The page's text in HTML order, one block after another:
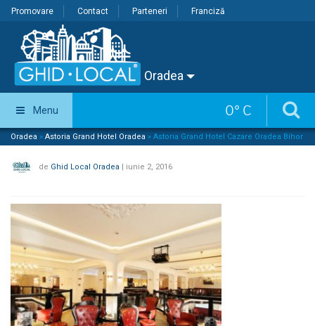
Promovare Contact Parteneri Franciză
Oradea
0° C
Menu
Oradea » Astoria Grand Hotel Oradea » Astoria Grand Hotel Cazare Oradea Bihor
de Ghid Local Oradea | iunie 2, 2016